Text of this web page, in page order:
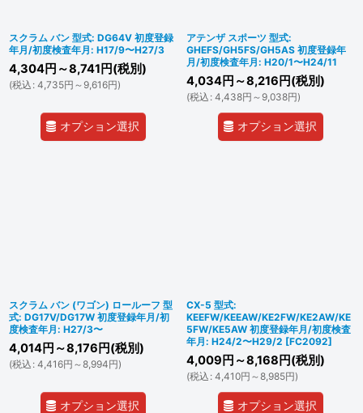
スクラム バン 型式: DG64V 初度登録
年月/初度検査年月: H17/9〜H27/3
4,304円 ～8,741 円(税別)
(税込 : 4,735円 ～9,616円)
オプション選択
アテンザ スポーツ 型式:
GHEFS/GH5FS/GH5AS 初度登録年
月/初度検査年月: H20/1〜H24/11
4,034円 ～8,216 円(税別)
(税込 : 4,438円 ～9,038円)
オプション選択
スクラム バン (ワゴン) ロールーフ 型
式: DG17V/DG17W 初度登録年月/初
度検査年月: H27/3〜
4,014円 ～8,176 円(税別)
(税込 : 4,416円 ～8,994円)
オプション選択
CX-5 型式:
KEEFW/KEEAW/KE2FW/KE2AW/KE
5FW/KE5AW 初度登録年月/初度検査
年月: H24/2〜H29/2 [FC2092]
4,009 円 ～8,168 円(税別)
(税込 : 4,410円 ～8,985円)
オプション選択